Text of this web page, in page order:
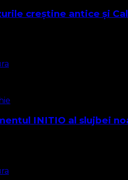
creștine antice și
INITIO al slujbei